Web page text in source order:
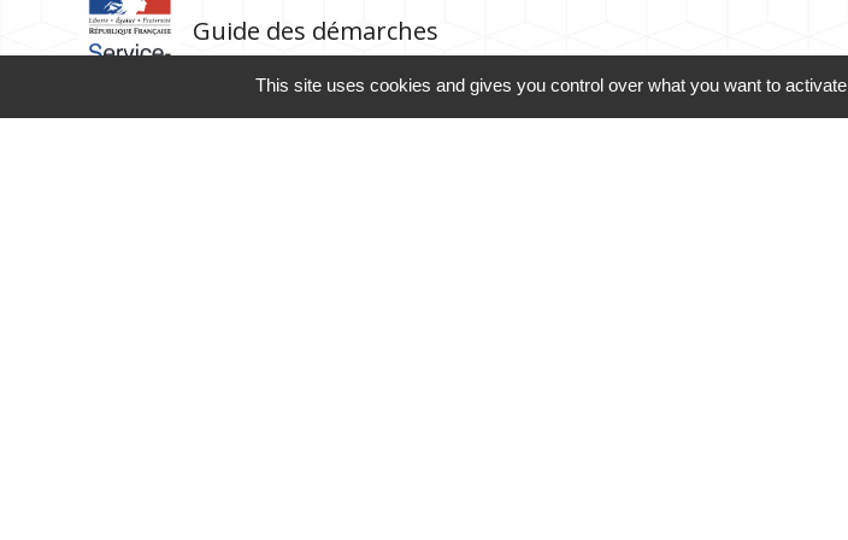
Guide des démarches
This site uses cookies and gives you control over what you want to activate